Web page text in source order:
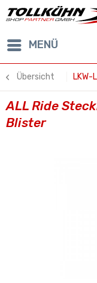
MENÜ
Übersicht
ALL Ride
Blister